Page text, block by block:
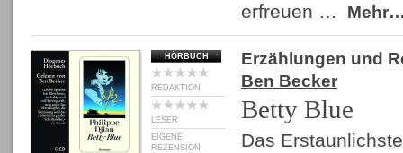
erfreuen …
HÖRBUCH
REDAKTION
LESER
EIGENE
REZENSION
Erzählungen und
Ben Becker
Betty Blue
Das